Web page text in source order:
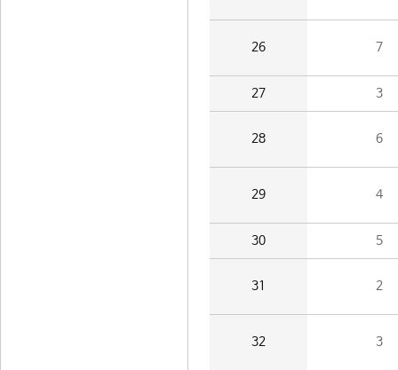
26 7
27 3
28 6
29 4
30 5
31 2
32 3